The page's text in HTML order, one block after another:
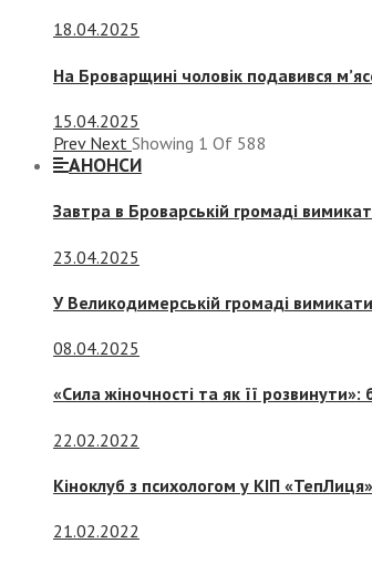
18.04.2025
На Броварщині чоловік подавився
15.04.2025
Prev Next Showing 1 Of 588
АНОНСИ
Завтра в Броварській громаді
23.04.2025
У Великодимерській громаді
08.04.2025
«Сила жіночності та як її
22.02.2022
Кіноклуб з психологом у КІП
21.02.2022